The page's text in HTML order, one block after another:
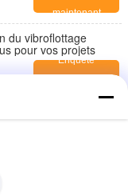
maintenant
du vibroflottage
pour vos projets
Enquête
Vibroflot en
et une longueur de
la résistance à